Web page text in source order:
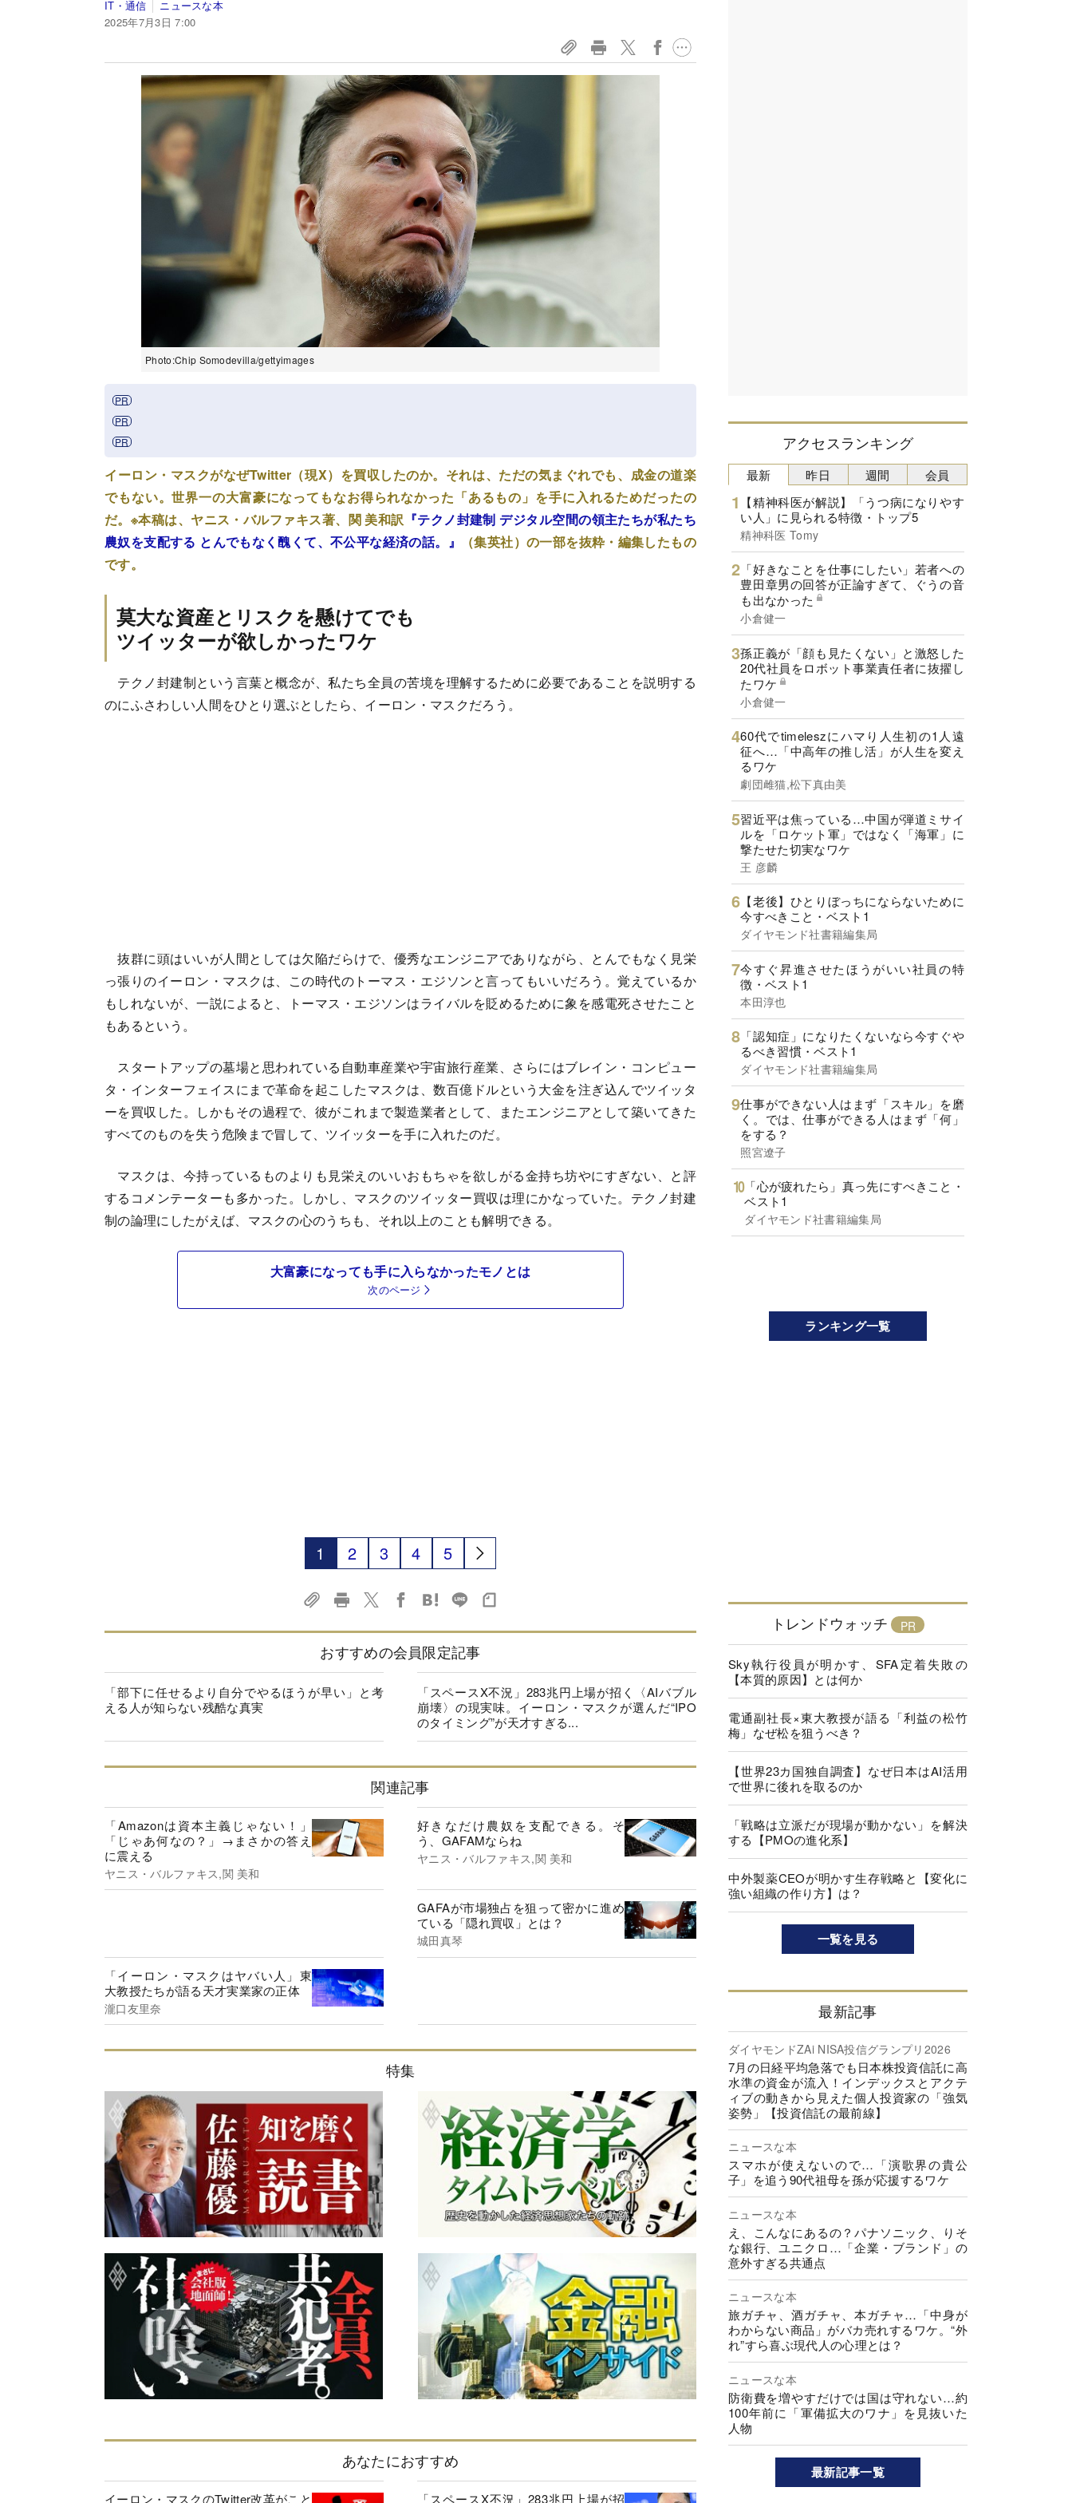
IT・通信
ニュースな本
2025年7月3日 7:00
Photo:Chip Somodevilla/gettyimages
イーロン・マスクがなぜTwitter（現X）を買収したのか。それは、ただの気まぐれでも、成金の道楽
でもない。世界一の大富豪になってもなお得られなかった「あるもの」を手に入れるためだったの
だ。※本稿は、ヤニス・バルファキス著、関 美和訳 『テクノ封建制 デジタル空間の領主たちが私たち
農奴を支配する とんでもなく醜くて、不公平な経済の話。』
（集英社）の一部を抜粋・編集したもの
です。
莫大な資産とリスクを懸けてでも
ツイッターが欲しかったワケ
テクノ封建制という言葉と概念が、私たち全員の苦境を理解するために必要であることを説明する
のにふさわしい人間をひとり選ぶとしたら、イーロン・マスクだろう。
抜群に頭はいいが人間としては欠陥だらけで、優秀なエンジニアでありながら、とんでもなく見栄
っ張りのイーロン・マスクは、この時代のトーマス・エジソンと言ってもいいだろう。覚えているか
もしれないが、一説によると、トーマス・エジソンはライバルを貶めるために象を感電死させたこと
もあるという。
スタートアップの墓場と思われている自動車産業や宇宙旅行産業、さらにはブレイン・コンピュー
タ・インターフェイスにまで革命を起こしたマスクは、数百億ドルという大金を注ぎ込んでツイッタ
ーを買収した。しかもその過程で、彼がこれまで製造業者として、またエンジニアとして築いてきた
すべてのものを失う危険まで冒して、ツイッターを手に入れたのだ。
マスクは、今持っているものよりも見栄えのいいおもちゃを欲しがる金持ち坊やにすぎない、と評
するコメンテーターも多かった。しかし、マスクのツイッター買収は理にかなっていた。テクノ封建
制の論理にしたがえば、マスクの心のうちも、それ以上のことも解明できる。
大富豪になっても手に入らなかったモノとは
次のページ
1 2 3 4 5
おすすめの会員限定記事
「部下に任せるより自分でやるほうが早い」と考
える人が知らない残酷な真実
「スペースX不況」283兆円上場が招く〈AIバブル
崩壊〉の現実味。イーロン・マスクが選んだ“IPO
のタイミング”が天才すぎる...
関連記事
「Amazonは資本主義じゃない！」
「じゃあ何なの？」→まさかの答え
に震える
ヤニス・バルファキス,関 美和
好きなだけ農奴を支配できる。そ
う、GAFAMならね
ヤニス・バルファキス,関 美和
GAFAが市場独占を狙って密かに進め
ている「隠れ買収」とは？
城田真琴
「イーロン・マスクはヤバい人」東
大教授たちが語る天才実業家の正体
瀧口友里奈
特集
あなたにおすすめ
イーロン・マスクのTwitter改革がこと 「スペースX不況」283兆円上場が招
アクセスランキング
最新
【精神科医が解説】「うつ病になりやす
い人」に見られる特徴・トップ5
精神科医 Tomy
「好きなことを仕事にしたい」若者への
豊田章男の回答が正論すぎて、ぐうの音
も出なかった
小倉健一
孫正義が「顔も見たくない」と激怒した
20代社員をロボット事業責任者に抜擢し
たワケ
小倉健一
60代でtimeleszにハマり人生初の1人遠
征へ…「中高年の推し活」が人生を変え
るワケ
劇団雌猫,松下真由美
習近平は焦っている…中国が弾道ミサイ
ルを「ロケット軍」ではなく「海軍」に
撃たせた切実なワケ
王 彦麟
【老後】ひとりぼっちにならないために
今すべきこと・ベスト1
ダイヤモンド社書籍編集局
今すぐ昇進させたほうがいい社員の特
徴・ベスト1
本田淳也
「認知症」になりたくないなら今すぐや
るべき習慣・ベスト1
ダイヤモンド社書籍編集局
仕事ができない人はまず「スキル」を磨
く。では、仕事ができる人はまず「何」
をする？
照宮遼子
「心が疲れたら」真っ先にすべきこと・
ベスト1
ダイヤモンド社書籍編集局
昨日 週間 会員
ランキング一覧
トレンドウォッチ
Sky執行役員が明かす、SFA定着失敗の
【本質的原因】とは何か
電通副社長×東大教授が語る「利益の松竹
梅」なぜ松を狙うべき？
【世界23カ国独自調査】なぜ日本はAI活用
で世界に後れを取るのか
「戦略は立派だが現場が動かない」を解決
する【PMOの進化系】
中外製薬CEOが明かす生存戦略と【変化に
強い組織の作り方】は？
一覧を見る
最新記事
ダイヤモンドZAi NISA投信グランプリ2026
7月の日経平均急落でも日本株投資信託に高
水準の資金が流入！インデックスとアクテ
ィブの動きから見えた個人投資家の「強気
姿勢」【投資信託の最前線】
ニュースな本
スマホが使えないので…「演歌界の貴公
子」を追う90代祖母を孫が応援するワケ
ニュースな本
え、こんなにあるの？パナソニック、りそ
な銀行、ユニクロ…「企業・ブランド」の
意外すぎる共通点
ニュースな本
旅ガチャ、酒ガチャ、本ガチャ…「中身が
わからない商品」がバカ売れするワケ。“外
れ”すら喜ぶ現代人の心理とは？
ニュースな本
防衛費を増やすだけでは国は守れない…約
100年前に「軍備拡大のワナ」を見抜いた
人物
最新記事一覧